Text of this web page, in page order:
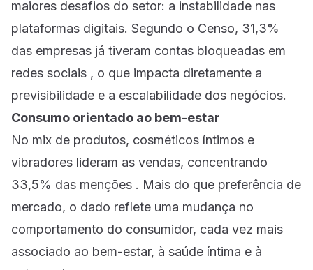
maiores desafios do setor: a instabilidade nas
plataformas digitais. Segundo o Censo, 31,3%
das empresas já tiveram contas bloqueadas em
redes sociais , o que impacta diretamente a
previsibilidade e a escalabilidade dos negócios.
Consumo orientado ao bem-estar
No mix de produtos, cosméticos íntimos e
vibradores lideram as vendas, concentrando
33,5% das menções . Mais do que preferência de
mercado, o dado reflete uma mudança no
comportamento do consumidor, cada vez mais
associado ao bem-estar, à saúde íntima e à